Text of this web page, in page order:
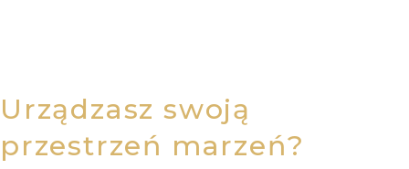
Urządzasz swoją
przestrzeń marzeń?